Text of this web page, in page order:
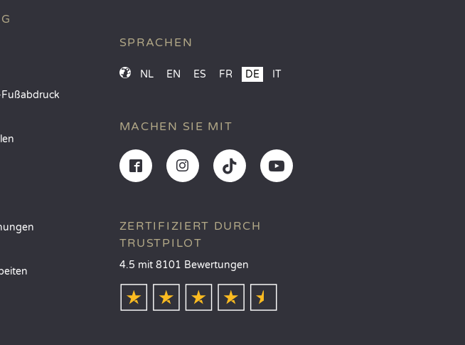
SPRACHEN
NL EN ES FR DE IT
MACHEN SIE MIT
ZERTIFIZIERT DURCH
TRUSTPILOT
4.5 mit 8101 Bewertungen